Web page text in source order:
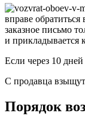
вправе
заказное письмо
и прикладывается
Если через 10
С продавца взыщут
Порядок